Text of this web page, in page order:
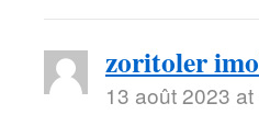
zoritoler
13 août 2023